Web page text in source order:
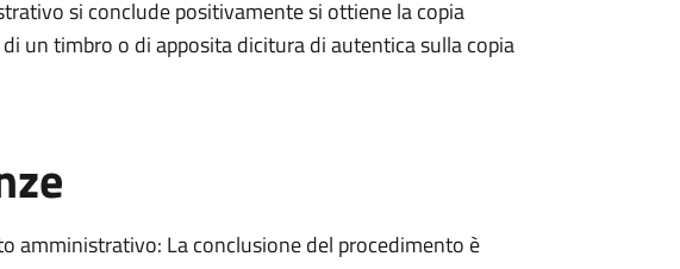
si conclude positivamente si ottiene la copia
un timbro o di apposita dicitura di autentica sulla copia
amministrativo: La conclusione del procedimento è